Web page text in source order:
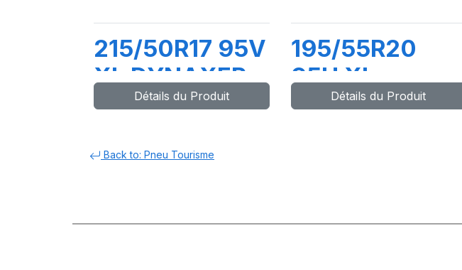
215/50R17 95V
XL DYNAXER
HP5Détails du Produit
195/55R20
95H XL
DYNAXER UHP
Détails du Produit
Back to: Pneu Tourisme